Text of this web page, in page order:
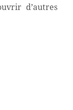
d’autres